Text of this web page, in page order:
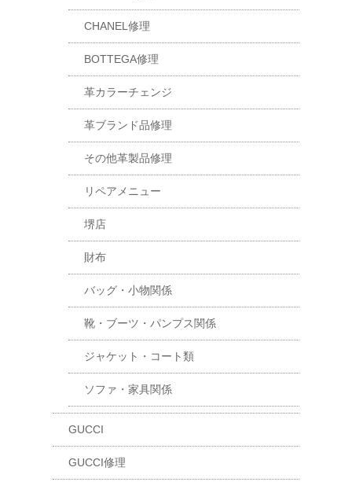
CHANEL修理
BOTTEGA修理
革カラーチェンジ
革ブランド品修理
その他革製品修理
リペアメニュー
堺店
財布
バッグ・小物関係
靴・ブーツ・パンプス関係
ジャケット・コート類
ソファ・家具関係
GUCCI
GUCCI修理